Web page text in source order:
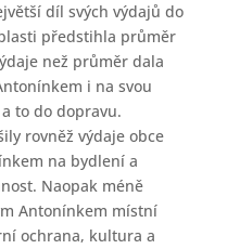
díl svých výdajů do
předstihla průměr
než průměr dala
i na svou
to do dopravu.
rovněž výdaje obce
na bydlení a
Naopak méně
Antonínkem místní
ochrana, kultura a